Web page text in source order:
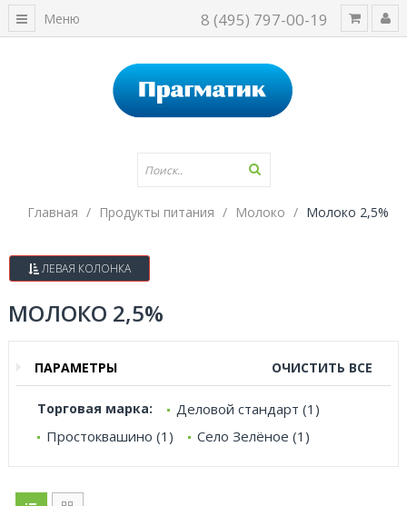
8 (495) 797-00-19
Меню
Главная Продукты питания Молоко Молоко 2,5%
ЛЕВАЯ КОЛОНКА
МОЛОКО 2,5%
ПАРАМЕТРЫ ОЧИСТИТЬ ВСЕ
Торговая марка:
Деловой стандарт (1)
Простоквашино (1)
Село Зелёное (1)